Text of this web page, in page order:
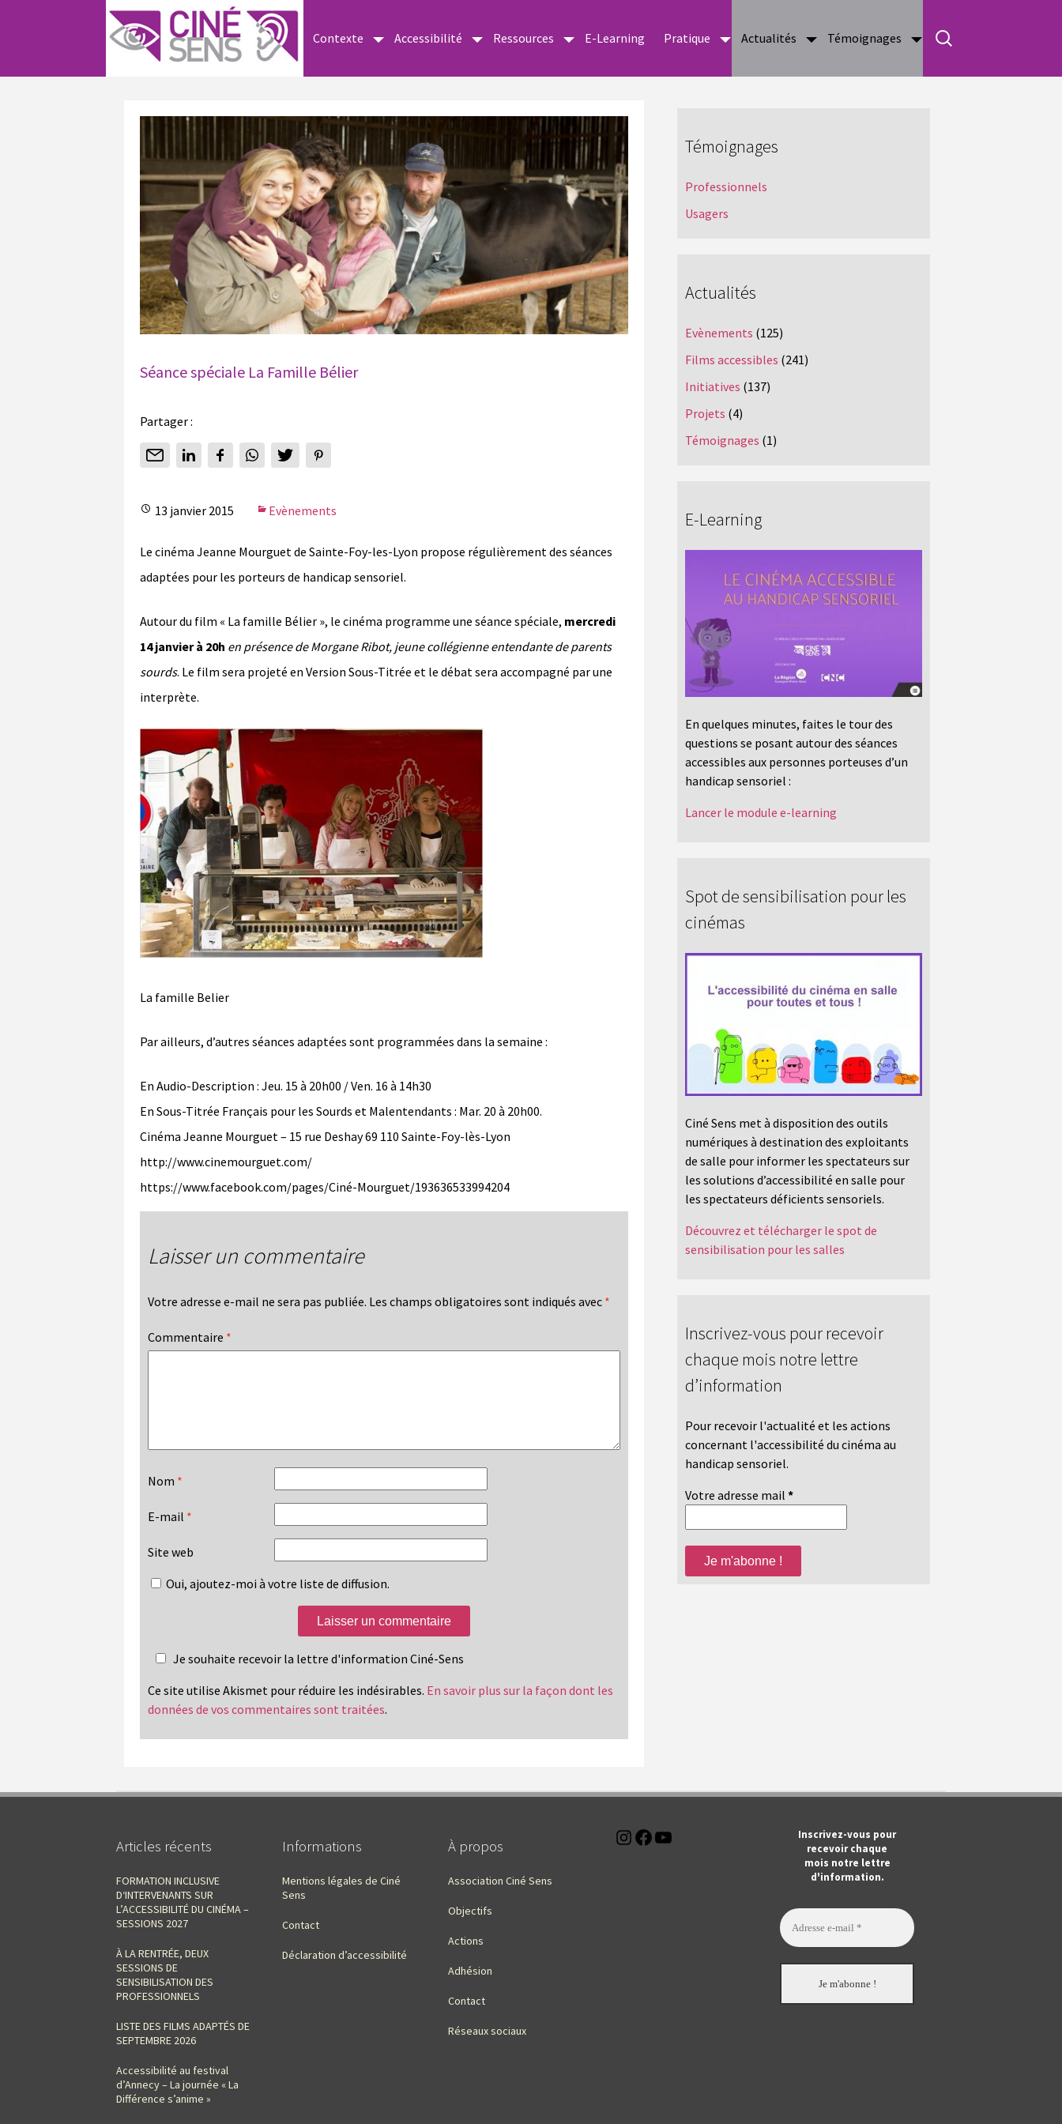
Contexte Accessibilité Ressources E-Learning Pratique Actualités Témoignages
Séance spéciale La Famille Bélier
Partager :
13 janvier 2015 Evènements
Le cinéma Jeanne Mourguet de Sainte-Foy-les-Lyon propose régulièrement des séances
adaptées pour les porteurs de handicap sensoriel.
Autour du film « La famille Bélier », le cinéma programme une séance spéciale, mercredi
14 janvier à 20h en présence de Morgane Ribot, jeune collégienne entendante de parents
sourds. Le film sera projeté en Version Sous-Titrée et le débat sera accompagné par une
interprète.
La famille Belier
Par ailleurs, d’autres séances adaptées sont programmées dans la semaine :
En Audio-Description : Jeu. 15 à 20h00 / Ven. 16 à 14h30
En Sous-Titrée Français pour les Sourds et Malentendants : Mar. 20 à 20h00.
Cinéma Jeanne Mourguet – 15 rue Deshay 69 110 Sainte-Foy-lès-Lyon
http://www.cinemourguet.com/
https://www.facebook.com/pages/Ciné-Mourguet/193636533994204
Laisser un commentaire
Votre adresse e-mail ne sera pas publiée. Les champs obligatoires sont indiqués avec *
Commentaire *
Nom *
E-mail *
Site web
Oui, ajoutez-moi à votre liste de diffusion.
Je souhaite recevoir la lettre d'information Ciné-Sens
Ce site utilise Akismet pour réduire les indésirables. En savoir plus sur la façon dont les
données de vos commentaires sont traitées.
Témoignages
Professionnels
Usagers
Actualités
Evènements (125)
Films accessibles (241)
Initiatives (137)
Projets (4)
Témoignages (1)
E-Learning
En quelques minutes, faites le tour des
questions se posant autour des séances
accessibles aux personnes porteuses d’un
handicap sensoriel :
Lancer le module e-learning
Spot de sensibilisation pour les
cinémas
Ciné Sens met à disposition des outils
numériques à destination des exploitants
de salle pour informer les spectateurs sur
les solutions d’accessibilité en salle pour
les spectateurs déficients sensoriels.
Découvrez et télécharger le spot de
sensibilisation pour les salles
Inscrivez-vous pour recevoir
chaque mois notre lettre
d’information
Pour recevoir l'actualité et les actions
concernant l'accessibilité du cinéma au
handicap sensoriel.
Votre adresse mail *
Articles récents
FORMATION INCLUSIVE
D‘INTERVENANTS SUR
L’ACCESSIBILITÉ DU CINÉMA –
SESSIONS 2027
À LA RENTRÉE, DEUX
SESSIONS DE
SENSIBILISATION DES
PROFESSIONNELS
LISTE DES FILMS ADAPTÉS DE
SEPTEMBRE 2026
Accessibilité au festival
d’Annecy – La journée « La
Différence s’anime »
Informations
Mentions légales de Ciné
Sens
Contact
Déclaration d’accessibilité
À propos
Association Ciné Sens
Objectifs
Actions
Adhésion
Contact
Réseaux sociaux
Instagram
Facebook
Inscrivez-vous pour
recevoir chaque
mois notre lettre
d'information.